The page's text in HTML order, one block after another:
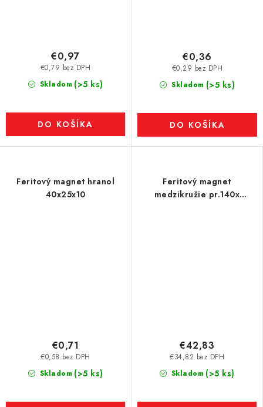
Skladom (>5 ks)
€0,79 bez DPH
€0,97
DO KOŠÍKA
Skladom (>5 ks)
€0,29 bez DPH
€0,36
DO KOŠÍKA
Feritový magnet hranol
40x25x10
Skladom (>5 ks)
€0,58 bez DPH
€0,71
Feritový magnet
medzikružie pr.140x
Skladom (>5 ks)
€34,82 bez DPH
€42,83